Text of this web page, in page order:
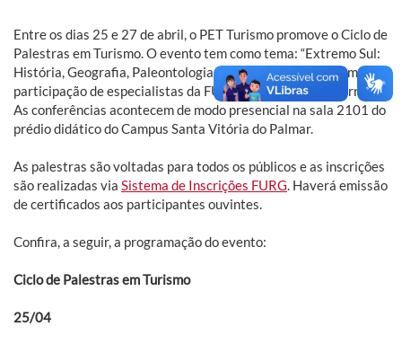
Entre os dias 25 e 27 de abril, o PET Turismo promove o Ciclo de
Palestras em Turismo. O evento tem como tema: “Extremo Sul:
História, Geografia, Paleontologia e Fronteira” e conta com a
participação de especialistas da FURG e convidados externos.
As conferências acontecem de modo presencial na sala 2101 do
prédio didático do Campus Santa Vitória do Palmar.
As palestras são voltadas para todos os públicos e as inscrições
são realizadas via Sistema de Inscrições FURG. Haverá emissão
de certificados aos participantes ouvintes.
Confira, a seguir, a programação do evento:
Ciclo de Palestras em Turismo
25/04